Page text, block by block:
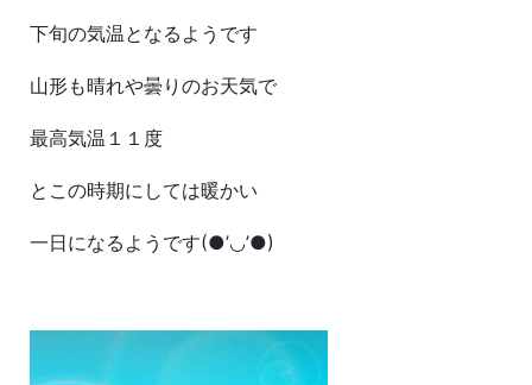
下旬の気温となるようです
山形も晴れや曇りのお天気で
最高気温１１度
とこの時期にしては暖かい
一日になるようです(●’◡’●)